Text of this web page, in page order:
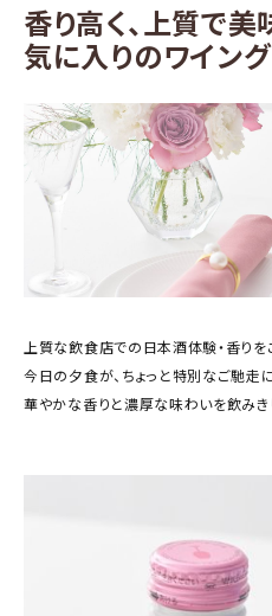
香り高く、上質で
気に入りのワイン
上質な飲食店での日本酒体験・香りを
今日の夕食が、ちょっと特別なご馳走
華やかな香りと濃厚な味わいを飲みき